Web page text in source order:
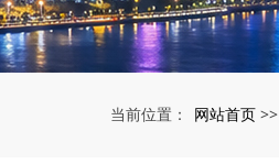
当前位置： 网站首页 >>